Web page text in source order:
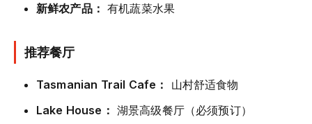
新鲜农产品： 有机蔬菜水果
推荐餐厅
Tasmanian Trail Cafe：
山村舒适食物
Lake House： 湖景高级餐厅（必须预订）